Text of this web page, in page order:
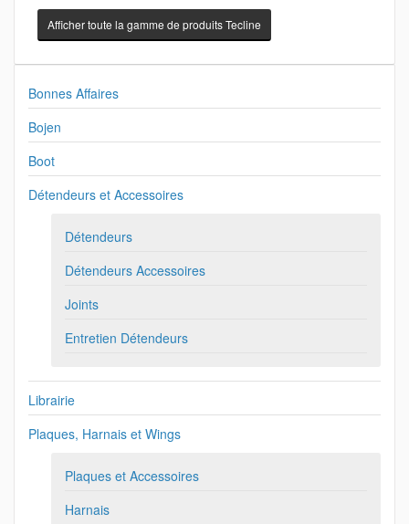
Afficher toute la gamme de produits Tecline
Bonnes Affaires
Bojen
Boot
Détendeurs et Accessoires
Détendeurs
Détendeurs Accessoires
Joints
Entretien Détendeurs
Librairie
Plaques, Harnais et Wings
Plaques et Accessoires
Harnais